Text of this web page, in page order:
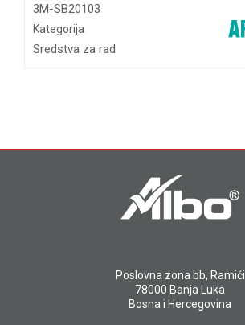
3M-SB20103
Kategorija
Sredstva za rad
Poslovna zona bb, Ramići
78000 Banja Luka
Bosna i Hercegovina